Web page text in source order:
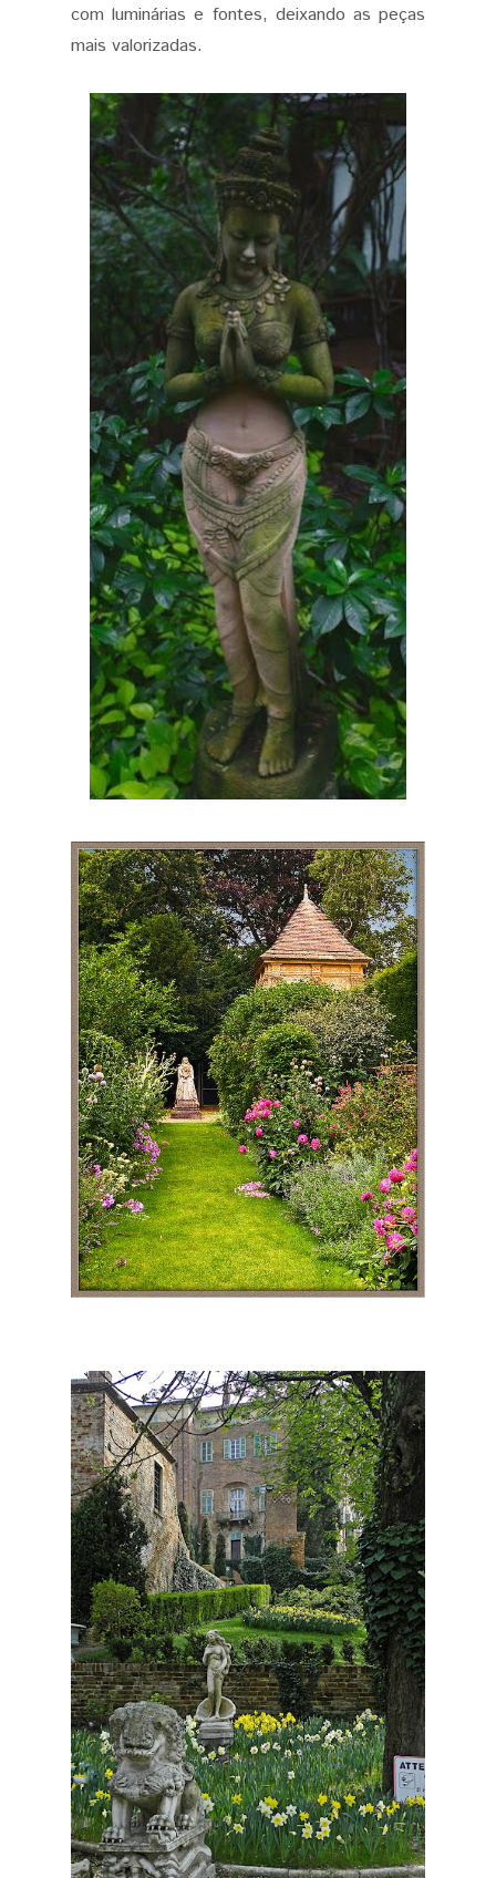
com luminárias e fontes, deixando as peças
mais valorizadas.